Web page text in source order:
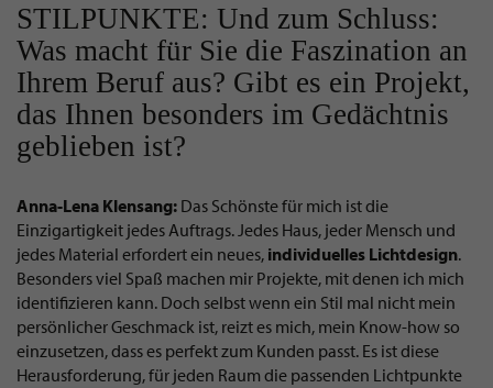
STILPUNKTE: Und zum Schluss:
Was macht für Sie die Faszination an
Ihrem Beruf aus? Gibt es ein Projekt,
das Ihnen besonders im Gedächtnis
geblieben ist?
Anna-Lena Klensang: Das Schönste für mich ist die
Einzigartigkeit jedes Auftrags. Jedes Haus, jeder Mensch und
jedes Material erfordert ein neues, individuelles Lichtdesign.
Besonders viel Spaß machen mir Projekte, mit denen ich mich
identifizieren kann. Doch selbst wenn ein Stil mal nicht mein
persönlicher Geschmack ist, reizt es mich, mein Know-how so
einzusetzen, dass es perfekt zum Kunden passt. Es ist diese
Herausforderung, für jeden Raum die passenden Lichtpunkte